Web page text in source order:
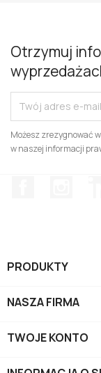
Otrzymuj
Możesz zrezygnować
w naszej informacji
PRODUKTY
NASZA FIRMA
TWOJE KONTO